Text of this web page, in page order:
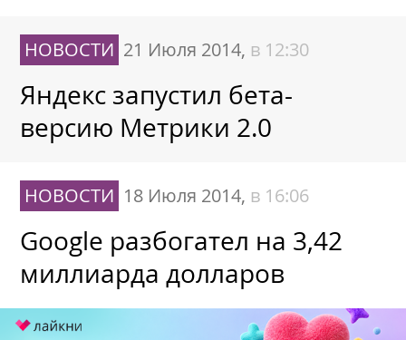
НОВОСТИ 21 Июля 2014, в 12:30
Яндекс запустил бета-
версию Метрики 2.0
НОВОСТИ 18 Июля 2014, в 16:06
Google разбогател на 3,42
миллиарда долларов